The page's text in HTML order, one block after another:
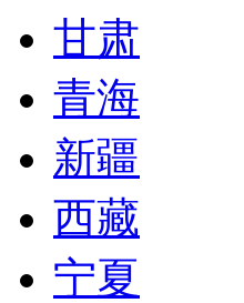
甘肃
青海
新疆
西藏
宁夏